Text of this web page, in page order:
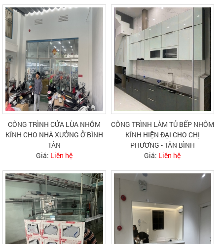
CÔNG TRÌNH CỬA LÙA NHÔM
KÍNH CHO NHÀ XƯỞNG Ở BÌNH
TÂN
Giá: Liên hệ
CÔNG TRÌNH LÀM TỦ BẾP NHÔM
KÍNH HIỆN ĐẠI CHO CHỊ
PHƯƠNG - TÂN BÌNH
Giá: Liên hệ